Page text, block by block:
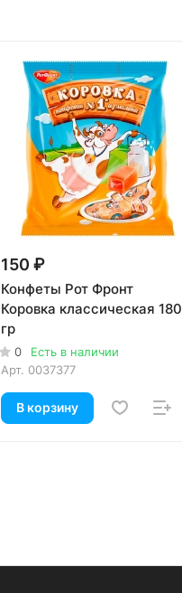
150 ₽
Конфеты Рот Фронт
Коровка классическая 180
гр
0
Есть в наличии
Арт. 0037377
В корзину